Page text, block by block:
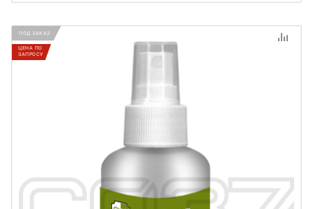
ПОД ЗАКАЗ
ЦЕНА ПО
ЗАПРОСУ